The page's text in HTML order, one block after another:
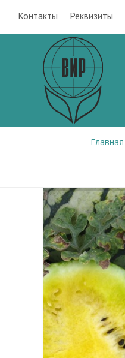
Контакты Реквизиты
Главная